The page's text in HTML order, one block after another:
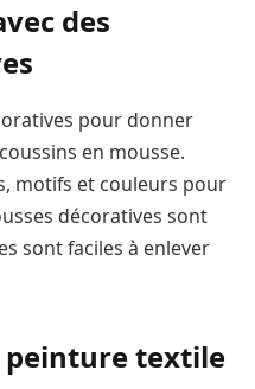
des
pour donner
en mousse.
motifs et couleurs pour
décoratives sont
sont faciles à enlever
peinture textile